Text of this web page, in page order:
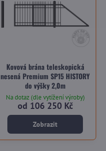
Kovová brána teleskopická
nesená Premium SP15 HISTORY
do výšky 2,0m
Na dotaz (dle vytížení výroby)
od 106 250 Kč
Zobrazit